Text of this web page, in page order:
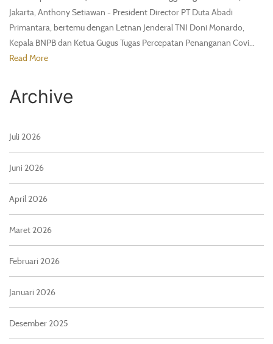
Jakarta, Anthony Setiawan - President Director PT Duta Abadi
Primantara, bertemu dengan Letnan Jenderal TNI Doni Monardo,
Kepala BNPB dan Ketua Gugus Tugas Percepatan Penanganan Covi...
Read More
Archive
Juli 2026
Juni 2026
April 2026
Maret 2026
Februari 2026
Januari 2026
Desember 2025